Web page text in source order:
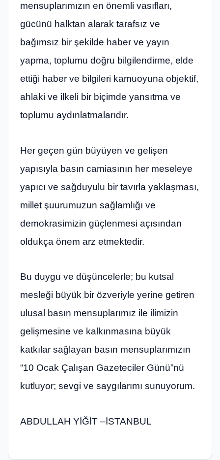
mensuplarımızın en önemli vasıfları,
gücünü halktan alarak tarafsız ve
bağımsız bir şekilde haber ve yayın
yapma, toplumu doğru bilgilendirme, elde
ettiği haber ve bilgileri kamuoyuna objektif,
ahlaki ve ilkeli bir biçimde yansıtma ve
toplumu aydınlatmalarıdır.
Her geçen gün büyüyen ve gelişen
yapısıyla basın camiasının her meseleye
yapıcı ve sağduyulu bir tavırla yaklaşması,
millet şuurumuzun sağlamlığı ve
demokrasimizin güçlenmesi açısından
oldukça önem arz etmektedir.
Bu duygu ve düşüncelerle; bu kutsal
mesleği büyük bir özveriyle yerine getiren
ulusal basın mensuplarımız ile ilimizin
gelişmesine ve kalkınmasına büyük
katkılar sağlayan basın mensuplarımızın
“10 Ocak Çalışan Gazeteciler Günü”nü
kutluyor; sevgi ve saygılarımı sunuyorum.
ABDULLAH YİĞİT –İSTANBUL